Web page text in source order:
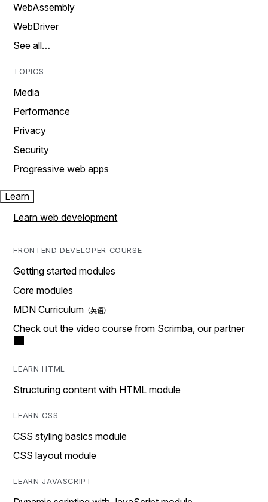
WebAssembly
WebDriver
See all…
TOPICS
Media
Performance
Privacy
Security
Progressive web apps
Learn
Learn web development
FRONTEND DEVELOPER COURSE
Getting started modules
Core modules
MDN Curriculum
Check out the video course from Scrimba, our partner
LEARN HTML
Structuring content with HTML module
LEARN CSS
CSS styling basics module
CSS layout module
LEARN JAVASCRIPT